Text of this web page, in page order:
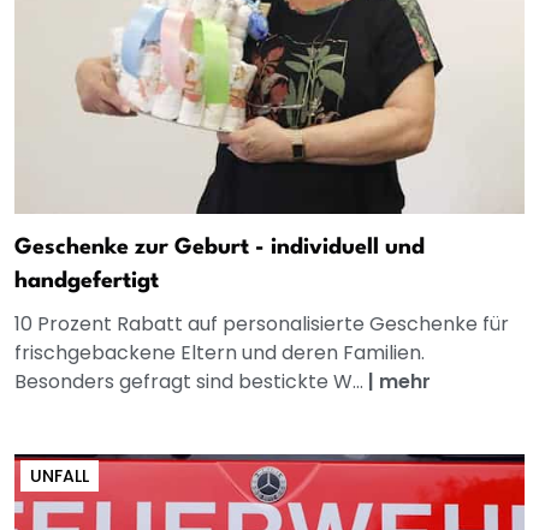
Geschenke zur Geburt - individuell und
handgefertigt
10 Prozent Rabatt auf personalisierte Geschenke für
frischgebackene Eltern und deren Familien.
Besonders gefragt sind bestickte W... | mehr
UNFALL